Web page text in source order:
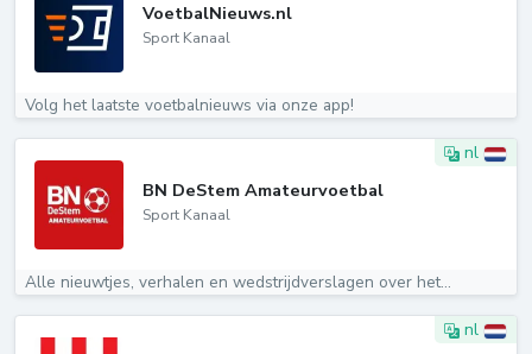
VoetbalNieuws.nl
Sport Kanaal
Volg het laatste voetbalnieuws via onze app!
nl
BN DeStem Amateurvoetbal
Sport Kanaal
Alle nieuwtjes, verhalen en wedstrijdverslagen over het...
nl